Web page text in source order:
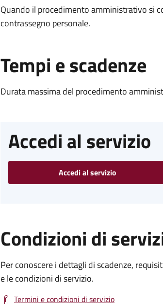
Quando il procedimento amministrativo si
contrassegno personale.
Tempi e scadenze
Durata massima del procedimento
Accedi al servizio
Accedi al servizio
Condizioni di
Per conoscere i dettagli di scadenze,
e le condizioni di servizio.
Termini e condizioni di servizio